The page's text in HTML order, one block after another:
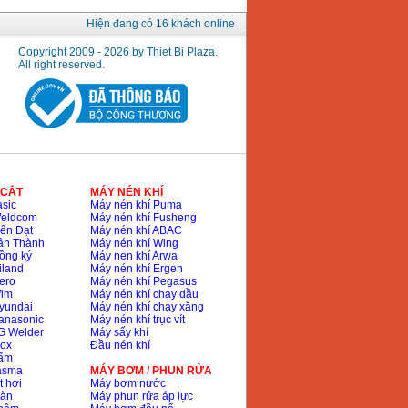
Hiện đang có 16 khách online
Copyright 2009 - 2026 by Thiet Bi Plaza.
All right reserved.
Đạt
Thành
ký
Welder
hơi
MÁY NÉN KHÍ
Máy nén khí Puma
Máy nén khí Fusheng
Máy nén khí ABAC
Máy nén khí Wing
Máy nen khí Arwa
Máy nén khí Ergen
Máy nén khí Pegasus
Máy nén khí chạy dầu
Máy nén khí chạy xăng
Máy nén khí trục vít
Máy sấy khí
Đầu nén khí
MÁY BƠM / PHUN RỬA
Máy bơm nước
Máy phun rửa áp lực